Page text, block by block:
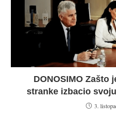
DONOSIMO Zašto
stranke izbacio
3.